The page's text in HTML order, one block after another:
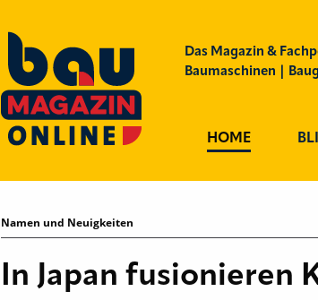
Das Magazin &
Baumaschinen |
HOME
Namen und Neuigkeiten
In Japan fusionieren